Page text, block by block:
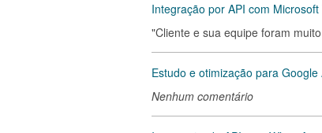
Integração por API com Microsoft
"Cliente e sua equipe foram
Estudo e otimização para Google
Nenhum comentário